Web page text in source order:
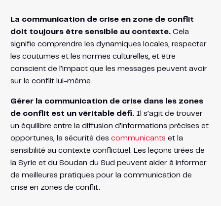
La communication de crise en zone de conflit
doit toujours être sensible au contexte.Cela
signifie comprendre les dynamiques locales, respecter
les coutumes et les normes culturelles, et être
conscient de l’impact que les messages peuvent avoir
sur le conflit lui-même.
Gérer la communication de crise dans les zones
de conflit est un véritable défi.Il s’agit de trouver
un équilibre entre la diffusion d’informations précises et
opportunes, la sécurité des communicants et la
sensibilité au contexte conflictuel. Les leçons tirées de
la Syrie et du Soudan du Sud peuvent aider à informer
de meilleures pratiques pour la communication de
crise en zones de conflit.